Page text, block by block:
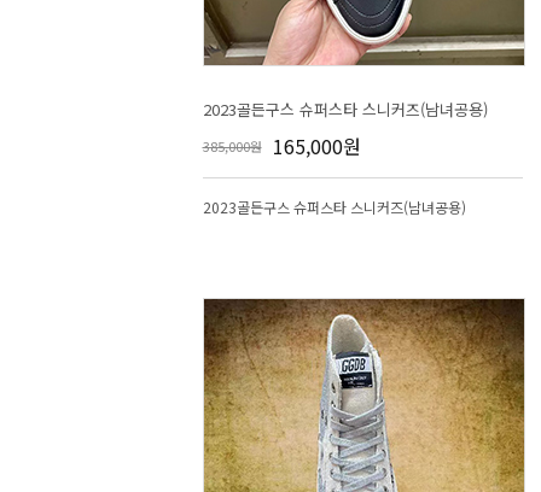
2023골든구스 슈퍼스타 스니커즈(남녀공용)
385,000원 165,000원
2023골든구스 슈퍼스타 스니커즈(남녀공용)